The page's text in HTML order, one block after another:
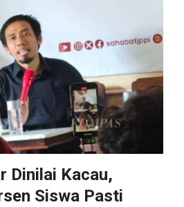
Dinilai Kacau,
Siswa Pasti